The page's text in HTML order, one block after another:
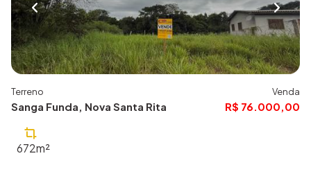
Terreno
Sanga Funda, Nova Santa Rita
Venda
R$ 76.000,00
672m²